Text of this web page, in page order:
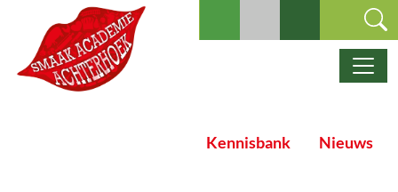
Ga naar de inhoud
Hoofdnavigatie
Kennisbank Nieuws